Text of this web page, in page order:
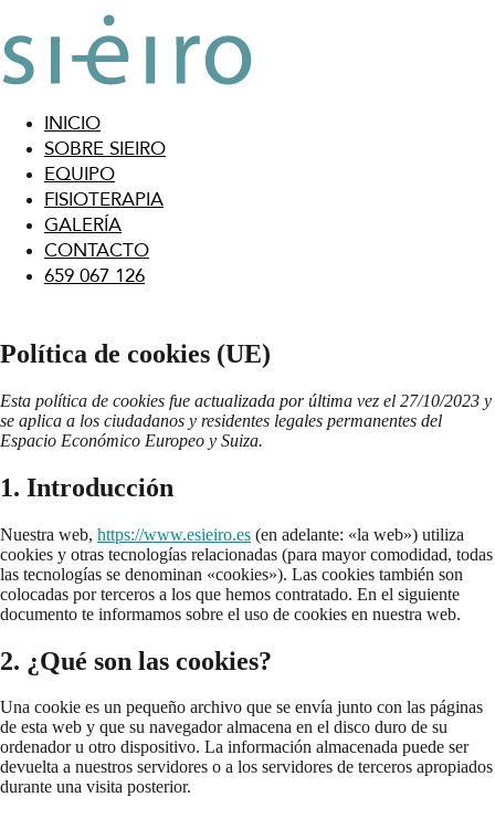
INICIO
SOBRE SIEIRO
EQUIPO
FISIOTERAPIA
GALERÍA
CONTACTO
659 067 126
Política de cookies (UE)
Esta política de cookies fue actualizada por última vez el 27/10/2023 y
se aplica a los ciudadanos y residentes legales permanentes del
Espacio Económico Europeo y Suiza.
1. Introducción
Nuestra web, https://www.esieiro.es (en adelante: «la web») utiliza
cookies y otras tecnologías relacionadas (para mayor comodidad, todas
las tecnologías se denominan «cookies»). Las cookies también son
colocadas por terceros a los que hemos contratado. En el siguiente
documento te informamos sobre el uso de cookies en nuestra web.
2. ¿Qué son las cookies?
Una cookie es un pequeño archivo que se envía junto con las páginas
de esta web y que su navegador almacena en el disco duro de su
ordenador u otro dispositivo. La información almacenada puede ser
devuelta a nuestros servidores o a los servidores de terceros apropiados
durante una visita posterior.